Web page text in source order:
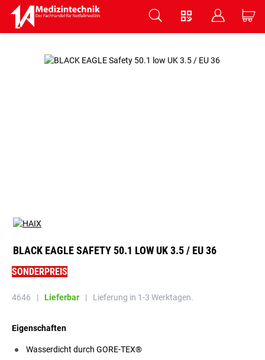
V B C
BLACK EAGLE SAFETY 50.1 LOW UK 3.5 / EU 36
SONDERPREIS
4646 | Lieferbar | Lieferung in 1-3 Werktagen.
Eigenschaften
Wasserdicht durch GORE-TEX®